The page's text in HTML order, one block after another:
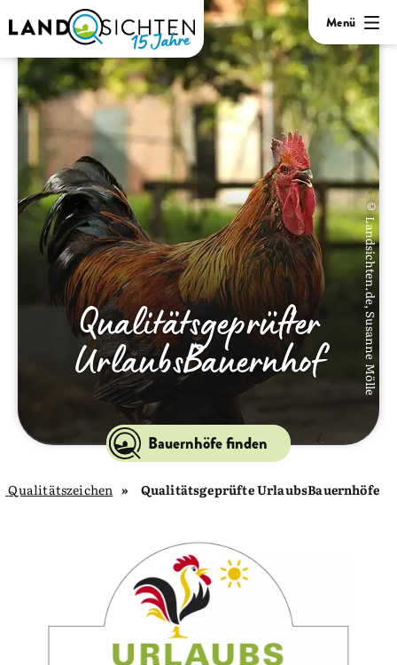
Menü
© Landsichten.de, Susanne Mölle
Qualitätsgeprüfter
UrlaubsBauernhof
Bauernhöfe finden
Qualitätsgeprüfte UrlaubsBauernhöfe
Qualitätszeichen